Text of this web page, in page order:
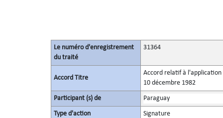
Le numéro d'enregistrement
du traité
31364
Accord Titre
Accord relatif à l'application
10 décembre 1982
Participant (s) de Paraguay
Type d'action Signature